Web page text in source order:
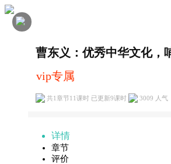
曹东义：优秀中华文化，
vip专属
共1章节11课时 已更新9课时 3009 人气
详情
章节
评价